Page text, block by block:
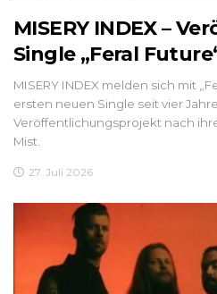
MISERY INDEX –
Single „Feral
MISERY INDEX melden sich mit
ersten neuen Single seit vier
Veröffentlichungsprojekt nach
Mist.
27. Juli 2026